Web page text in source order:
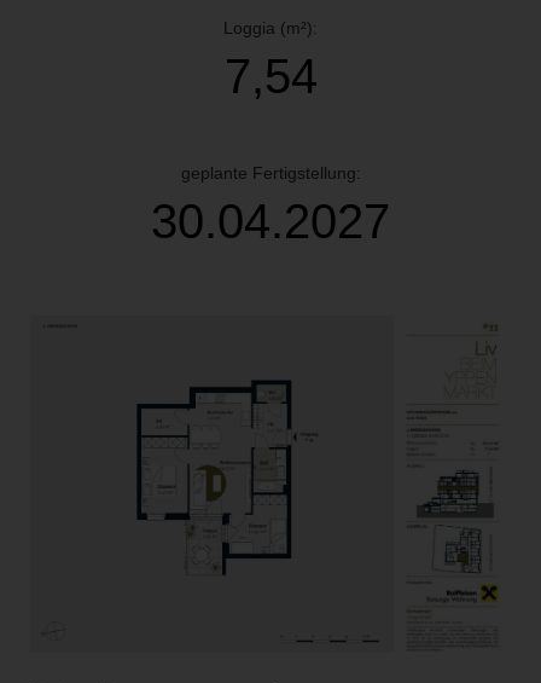
Loggia (m²):
7,54
geplante Fertigstellung:
30.04.2027